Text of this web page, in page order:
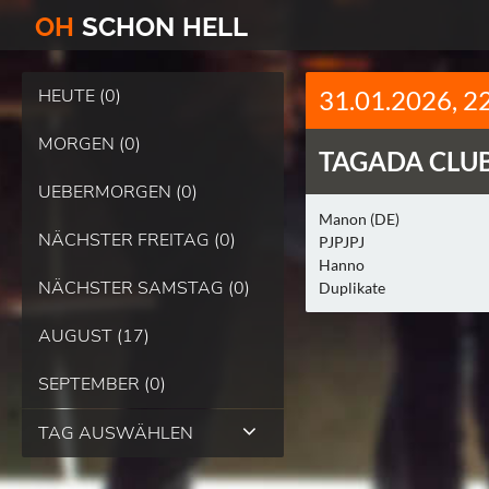
OH SCHON HELL
HEUTE (0)
MORGEN (0)
UEBERMORGEN (0)
NÄCHSTER FREITAG (0)
NÄCHSTER SAMSTAG (0)
AUGUST (17)
SEPTEMBER (0)
TAG AUSWÄHLEN
31.01.2026,
TAGADA
Manon (DE)
PJPJPJ
Hanno
Duplikate